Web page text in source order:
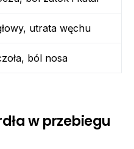
utrata węchu
ból nosa
w przebiegu